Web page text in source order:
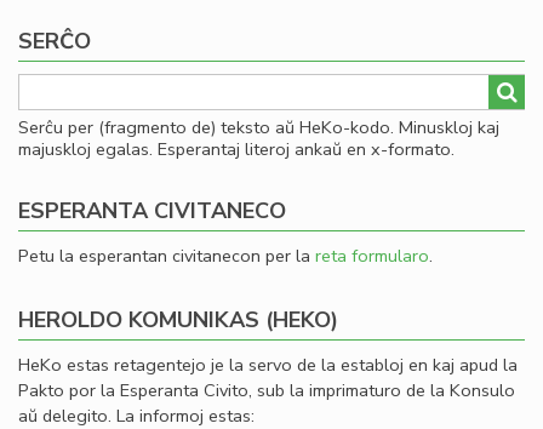
SERĈO
Serĉu per (fragmento de) teksto aŭ HeKo-kodo. Minuskloj kaj
majuskloj egalas. Esperantaj literoj ankaŭ en x-formato.
ESPERANTA CIVITANECO
Petu la esperantan civitanecon per la reta formularo.
HEROLDO KOMUNIKAS (HEKO)
HeKo estas retagentejo je la servo de la establoj en kaj apud la
Pakto por la Esperanta Civito, sub la imprimaturo de la Konsulo
aŭ delegito. La informoj estas: